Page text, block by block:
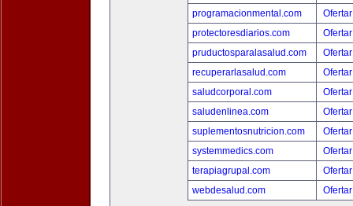
programacionmental.com
protectoresdiarios.com
pruductosparalasalud.com
recuperarlasalud.com
saludcorporal.com
saludenlinea.com
suplementosnutricion.com
systemmedics.com
terapiagrupal.com
webdesalud.com